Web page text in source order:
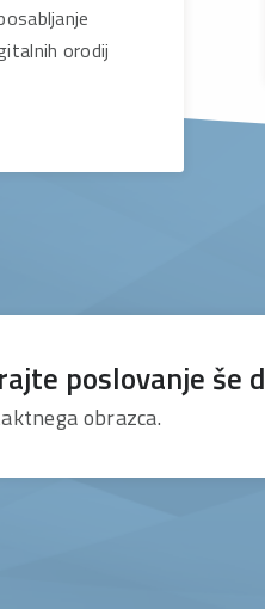
orodij
poslovanje še
obrazca.